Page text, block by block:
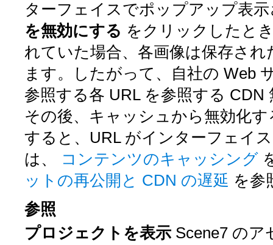
ターフェイスでポップアップ表
を無効にする をクリックしたと
れていた場合、各画像は保存さ
ます。したがって、自社の Web
参照する各 URL を参照する
その後、キャッシュから無効化
すると、URL がインターフェイ
は、
コンテンツのキャッシング
ットの再公開と CDN の遅延 を参
参照
プロジェクトを表示 Scene7 の